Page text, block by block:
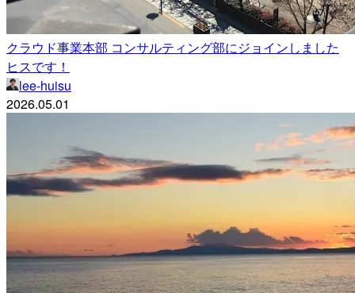
クラウド事業本部 コンサルティング部にジョインしました
ヒスです！
lee-huisu
2026.05.01